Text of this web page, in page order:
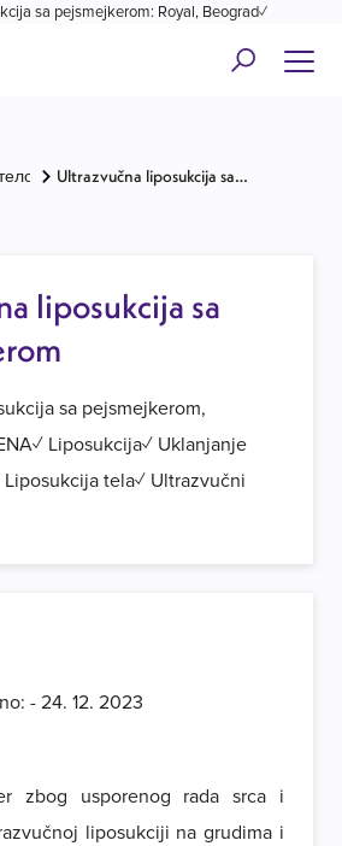
sa pejsmejkerom: Royal, Beograd✓
Ultrazvučna liposukcija sa
liposukcija sa
sa pejsmejkerom,
Liposukcija✓ Uklanjanje
Liposukcija tela✓ Ultrazvučni
- 24. 12. 2023
zbog usporenog rada srca i
liposukciji na grudima i